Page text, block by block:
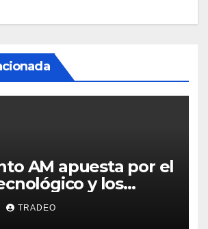
AM apuesta por el
y los
para ganar en
TRADEO